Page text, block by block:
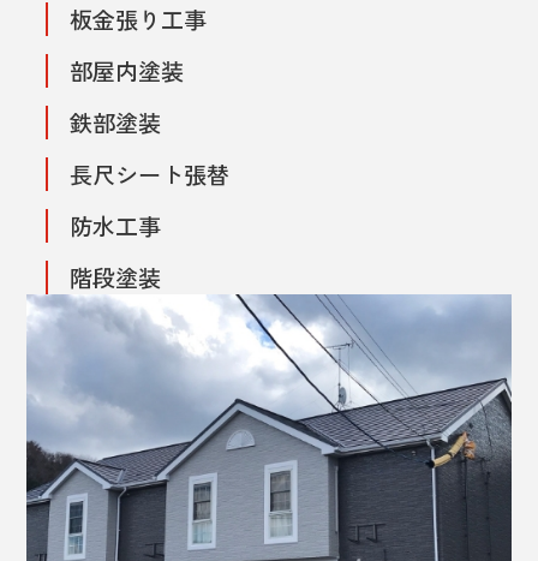
板金張り工事
部屋内塗装
鉄部塗装
長尺シート張替
防水工事
階段塗装